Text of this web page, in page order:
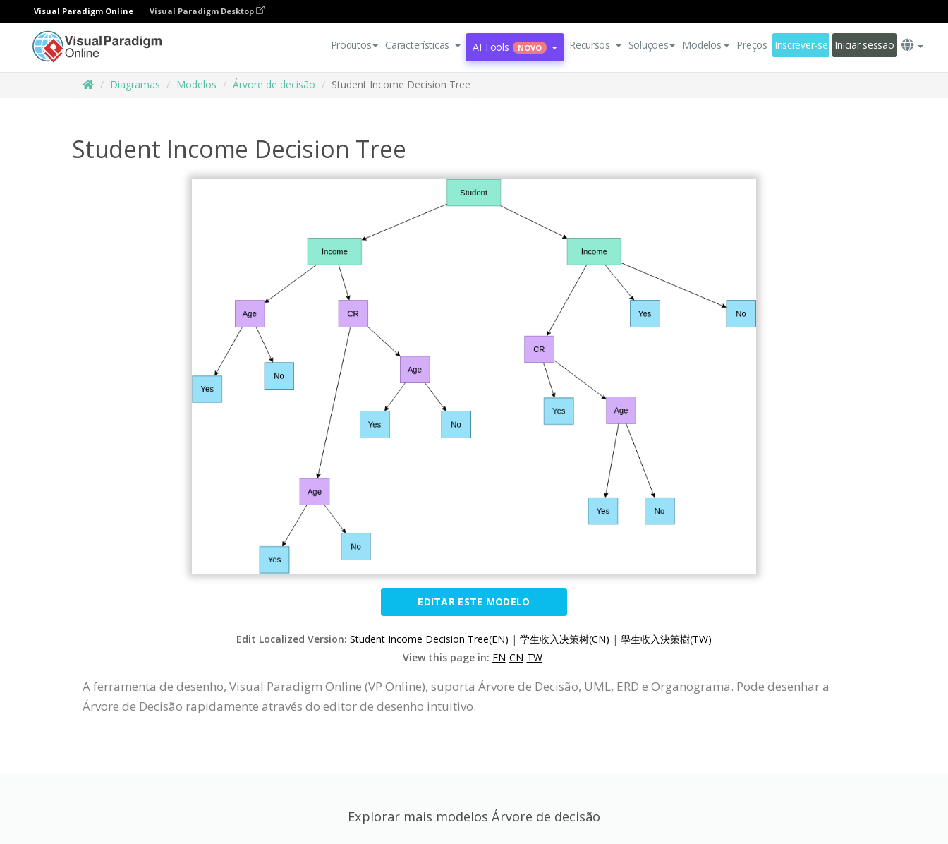
Visual Paradigm Online Visual Paradigm Desktop
Produtos Características AI Tools NOVO Recursos Soluções Modelos Preços Inscrever-se Iniciar sessão
Diagramas Modelos Árvore de decisão Student Income Decision Tree
Student Income Decision Tree
EDITAR ESTE MODELO
Edit Localized Version: Student Income Decision Tree(EN) | 学生收入决策树(CN) | 學生收入決策樹(TW)
View this page in: EN CN TW
A ferramenta de desenho, Visual Paradigm Online (VP Online), suporta Árvore de Decisão, UML, ERD e Organograma. Pode desenhar a
Árvore de Decisão rapidamente através do editor de desenho intuitivo.
Explorar mais modelos Árvore de decisão